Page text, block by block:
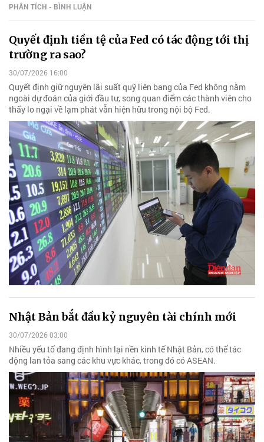
PHÂN TÍCH - BÌNH LUẬN
Quyết định tiền tệ của Fed có tác động tới thị
trường ra sao?
30/07/2026 16:00
Quyết định giữ nguyên lãi suất quỹ liên bang của Fed không nằm
ngoài dự đoán của giới đầu tư, song quan điểm các thành viên cho
thấy lo ngại về lạm phát vẫn hiện hữu trong nội bộ Fed.
Nhật Bản bắt đầu kỷ nguyên tài chính mới
30/07/2026 03:00
Nhiều yếu tố đang định hình lại nền kinh tế Nhật Bản, có thể tác
động lan tỏa sang các khu vực khác, trong đó có ASEAN.